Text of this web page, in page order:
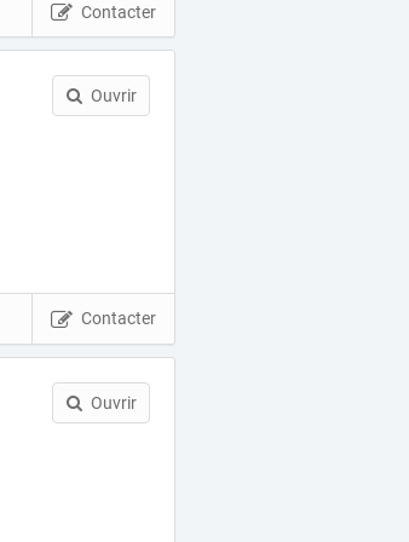
Contacter
Ouvrir
Contacter
Ouvrir